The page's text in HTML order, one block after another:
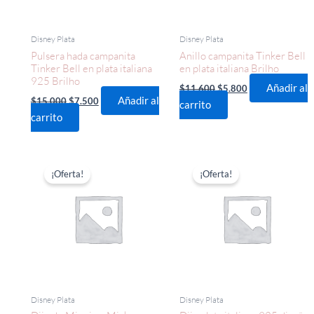
Disney Plata
Pulsera hada campanita
Tinker Bell en plata italiana
925 Brilho
$15.000$7.500
Añadir al
carrito
Disney Plata
Anillo campanita Tinker Bell
en plata italiana Brilho
$11.600$5.800
Añadir al
carrito
¡Oferta!
Disney Plata
precio
original
$17.000.$8.500.
¡Oferta!
Disney Plata
precio
original
$8.800.$4.400.